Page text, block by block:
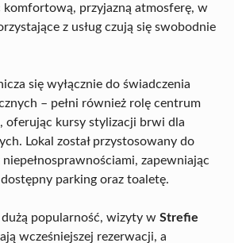
przyjazną atmosferę, w
z usług czują się swobodnie
się wyłącznie do świadczenia
– pełni również rolę centrum
oferując kursy stylizacji brwi dla
Lokal został przystosowany do
zapewniając
parking oraz toaletę.
popularność, wizyty w Strefie
wcześniejszej rezerwacji, a